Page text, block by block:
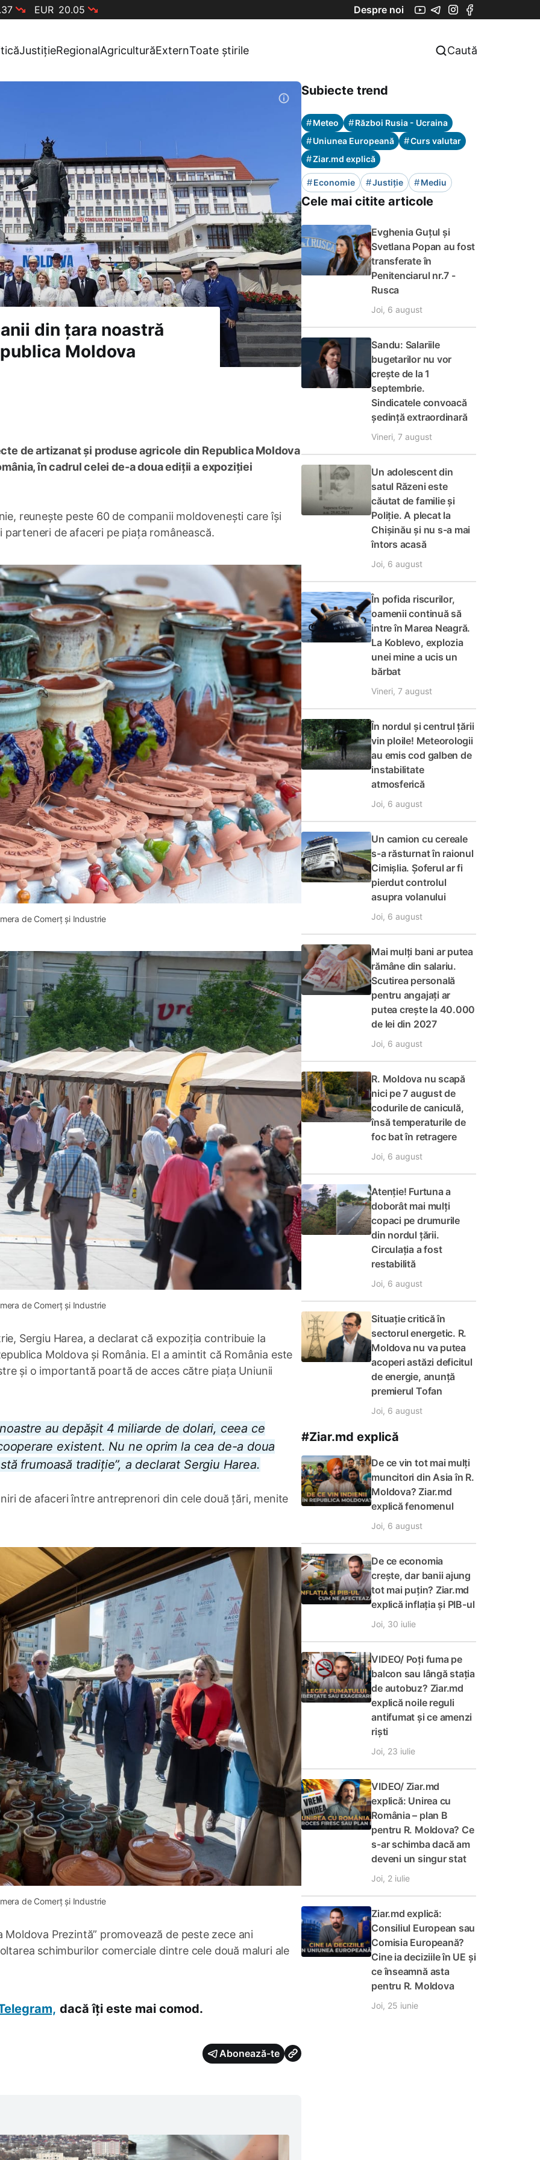
EUR 20.05 Despre noi
JustițieRegionalAgriculturăExternToate știrile Caută
din țara noastră
Moldova
de artizanat și produse agricole din Republica Moldova
în cadrul celei de-a doua ediții a expoziției
reunește peste 60 de companii moldovenești care își
de afaceri pe piața românească.
de Comerț și Industrie
de Comerț și Industrie
Sergiu Harea, a declarat că expoziția contribuie la
Moldova și România. El a amintit că România este
și o importantă poartă de acces către piața Uniunii
au depășit 4 miliarde de dolari, ceea ce
existent. Nu ne oprim la cea de-a doua
frumoasă tradiție”, a declarat Sergiu Harea.
de afaceri între antreprenori din cele două țări, menite
de Comerț și Industrie
Prezintă” promovează de peste zece ani
schimburilor comerciale dintre cele două maluri ale
dacă îți este mai comod.
Abonează-te
Subiecte trend
#Meteo #Război Rusia - Ucraina
#Uniunea Europeană #Curs valutar
#Ziar.md explică
#Economie #Justiție #Mediu
Cele mai citite articole
Evghenia Guțul și
Svetlana Popan au fost
transferate în
Penitenciarul nr.7 -
Rusca
Joi, 6 august
Sandu: Salariile
bugetarilor nu vor
crește de la 1
septembrie.
Sindicatele convoacă
ședință extraordinară
Vineri, 7 august
Un adolescent din
satul Răzeni este
căutat de familie și
Poliție. A plecat la
Chișinău și nu s-a mai
întors acasă
Joi, 6 august
În pofida riscurilor,
oamenii continuă să
intre în Marea Neagră.
La Koblevo, explozia
unei mine a ucis un
bărbat
Vineri, 7 august
În nordul și centrul țării
vin ploile! Meteorologii
au emis cod galben de
instabilitate
atmosferică
Joi, 6 august
Un camion cu cereale
s-a răsturnat în raionul
Cimișlia. Șoferul ar fi
pierdut controlul
asupra volanului
Joi, 6 august
Mai mulți bani ar putea
rămâne din salariu.
Scutirea personală
pentru angajați ar
putea crește la 40.000
de lei din 2027
Joi, 6 august
R. Moldova nu scapă
nici pe 7 august de
codurile de caniculă,
însă temperaturile de
foc bat în retragere
Joi, 6 august
Atenție! Furtuna a
doborât mai mulți
copaci pe drumurile
din nordul țării.
Circulația a fost
restabilită
Joi, 6 august
Situație critică în
sectorul energetic. R.
Moldova nu va putea
acoperi astăzi deficitul
de energie, anunță
premierul Tofan
Joi, 6 august
#Ziar.md explică
De ce vin tot mai mulți
muncitori din Asia în R.
Moldova? Ziar.md
explică fenomenul
Joi, 6 august
De ce economia
crește, dar banii ajung
tot mai puțin? Ziar.md
explică inflația și PIB-ul
Joi, 30 iulie
VIDEO/ Poți fuma pe
balcon sau lângă stația
de autobuz? Ziar.md
explică noile reguli
antifumat și ce amenzi
riști
Joi, 23 iulie
VIDEO/ Ziar.md
explică: Unirea cu
România – plan B
pentru R. Moldova? Ce
s-ar schimba dacă am
deveni un singur stat
Joi, 2 iulie
Ziar.md explică:
Consiliul European sau
Comisia Europeană?
Cine ia deciziile în UE și
ce înseamnă asta
pentru R. Moldova
Joi, 25 iunie